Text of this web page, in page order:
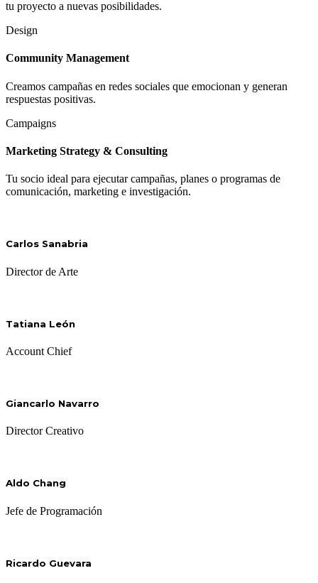
tu proyecto a nuevas posibilidades.
Design
Community Management
Creamos campañas en redes sociales que emocionan y generan
respuestas positivas.
Campaigns
Marketing Strategy & Consulting
Tu socio ideal para ejecutar campañas, planes o programas de
comunicación, marketing e investigación.
Carlos Sanabria
Director de Arte
Tatiana León
Account Chief
Giancarlo Navarro
Director Creativo
Aldo Chang
Jefe de Programación
Ricardo Guevara